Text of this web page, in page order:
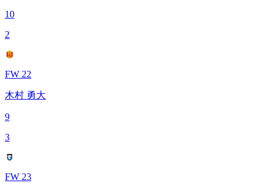
10
2
FW 22
木村 勇大
9
3
FW 23